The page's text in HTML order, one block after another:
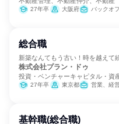
27年卒 大阪府 バックオ
総合職
新築なんてもう古い！時を越えて
株式会社プラン・ドゥ
投資・ベンチャーキャピタル・資
27年卒 東京都 営業、経
基幹職(総合職)